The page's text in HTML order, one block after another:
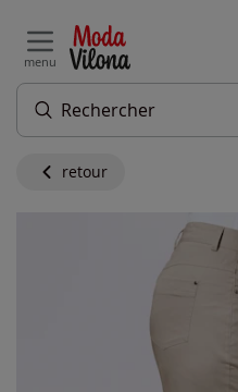
menu
retour